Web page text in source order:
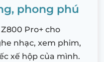
phong phú
Pro+ cho
nhạc, xem phim,
xế hộp của mình.